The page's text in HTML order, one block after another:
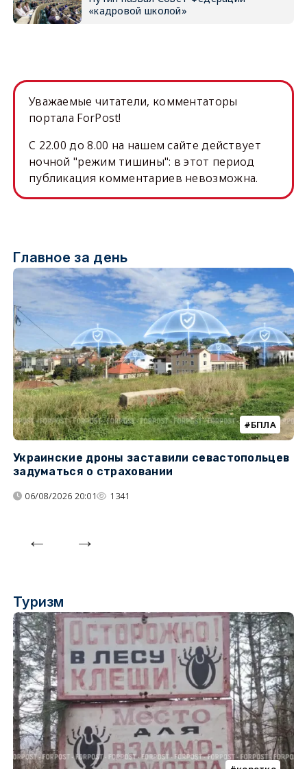
«кадровой школой»
Уважаемые читатели, комментаторы
портала ForPost!
C 22.00 до 8.00 на нашем сайте действует
ночной "режим тишины": в этот период
публикация комментариев невозможна.
Главное за день
БПЛА
Украинские дроны заставили севастопольцев
задуматься о страховании
06/08/2026 20:01 1341
Туризм